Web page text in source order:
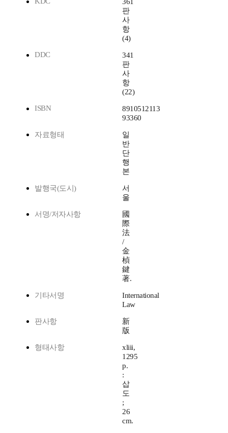
361
판
사
항
(4)
DDC
341
판
사
항
(22)
ISBN
8910512113
93360
자료형태
일
반
단
행
본
발행국(도시)
서
울
서명/저자사항
國
際
法
/
金
楨
鍵
著.
기타서명
International
Law
판사항
新
版
형태사항
xliii,
1295
p.
:
삽
도
;
26
cm.